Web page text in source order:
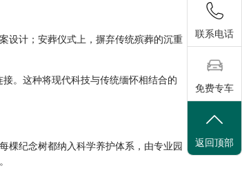
设计；安葬仪式上，摒弃传统殡葬的沉重
。这种将现代科技与传统缅怀相结合的
棵纪念树都纳入科学养护体系，由专业园
联系电话
免费专车
返回顶部